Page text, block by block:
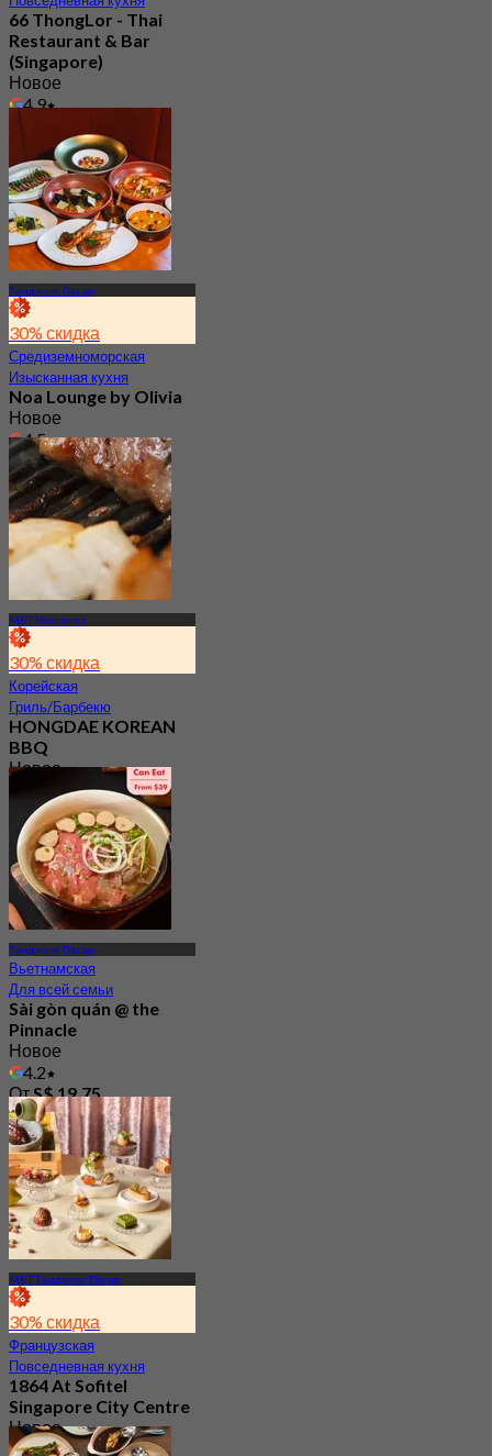
66 ThongLor - Thai
Restaurant & Bar
(Singapore)
Новое
4.9
Танджонг Пагар
30% скидка
Средиземноморская
Изысканная кухня
Noa Lounge by Olivia
Новое
4.5
ОтS$ 62.25
MRT Максвелл
30% скидка
Корейская
Гриль/Барбекю
HONGDAE KOREAN
BBQ
Новое
ОтS$ 27.5
Танджонг Пагар
Вьетнамская
Для всей семьи
Sài gòn quán @ the
Pinnacle
Новое
4.2
ОтS$ 19.75
MRT Танджонг Пагар
30% скидка
Французская
Повседневная кухня
1864 At Sofitel
Singapore City Centre
Новое
4.3